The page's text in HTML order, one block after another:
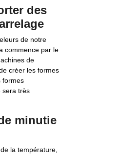
des
de notre
commence par le
de
créer les formes
formes
sera très
minutie
la température,